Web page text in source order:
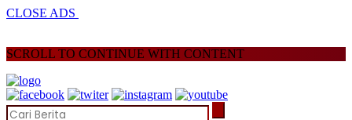
CLOSE ADS
SCROLL TO CONTINUE WITH CONTENT